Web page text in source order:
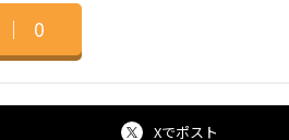
｜ 0
Xでポスト